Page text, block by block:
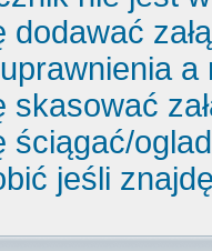
skasować
ściągać/
jeśli